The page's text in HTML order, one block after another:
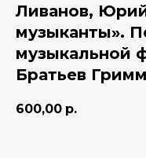
Ливанов,
музыканты».
музыкальной
Братьев
600,00 р.